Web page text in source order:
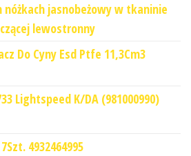
nóżkach jasnobeżowy w tkaninie
lewostronny
Do Cyny Esd Ptfe 11,3Cm3
Lightspeed K/DA (981000990)
4932464995